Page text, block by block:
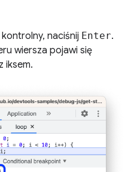
naciśnij Enter.
wiersza pojawi się
iksem.